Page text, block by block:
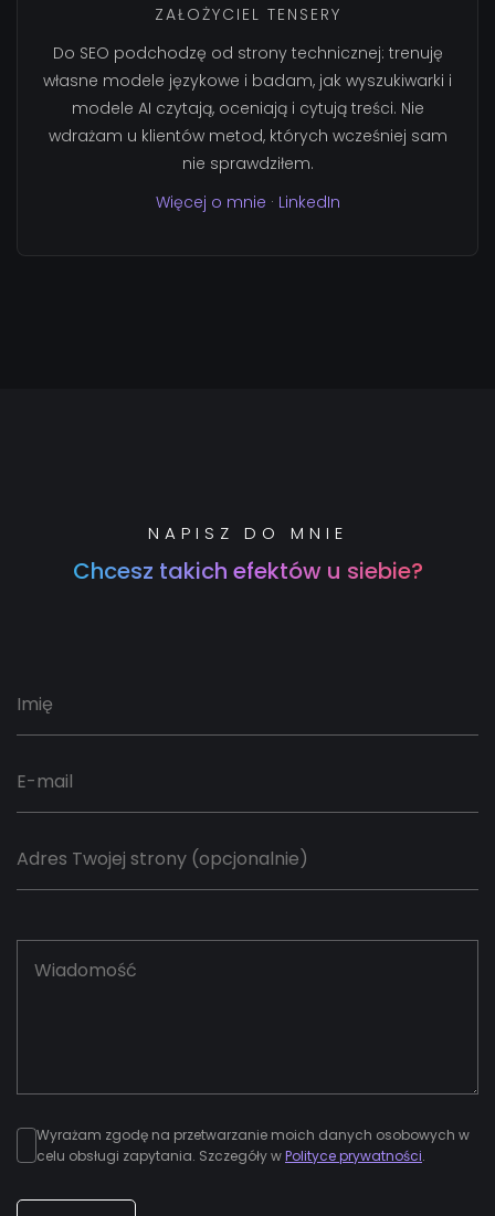
ZAŁOŻYCIEL TENSERY
Do SEO podchodzę od strony technicznej: trenuję
własne modele językowe i badam, jak wyszukiwarki i
modele AI czytają, oceniają i cytują treści. Nie
wdrażam u klientów metod, których wcześniej sam
nie sprawdziłem.
Więcej o mnie · LinkedIn
NAPISZ DO MNIE
Chcesz takich efektów u siebie?
Wyrażam zgodę na przetwarzanie moich danych osobowych w
celu obsługi zapytania. Szczegóły wPolityce prywatności.